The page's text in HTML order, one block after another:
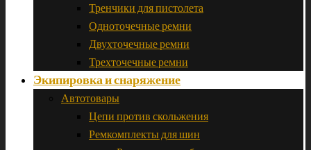
Тренчики для пистолета
Одноточечные ремни
Двухточечные ремни
Трехточечные ремни
Экипировка и снаряжение
Автотовары
Цепи против скольжения
Ремкомплекты для шин